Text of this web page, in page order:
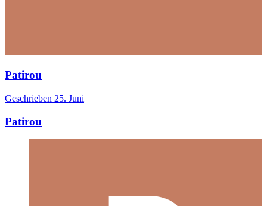
Patirou
Geschrieben 25. Juni
Patirou